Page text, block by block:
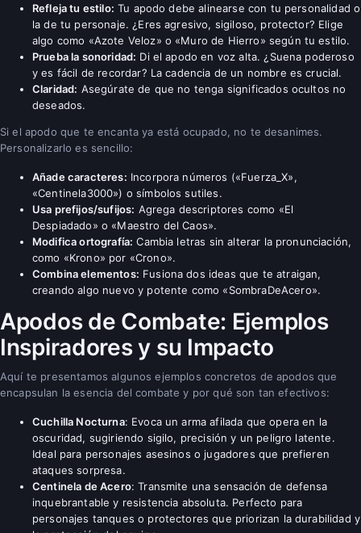
Refleja tu estilo: Tu apodo debe alinearse con tu personalidad o
la de tu personaje. ¿Eres agresivo, sigiloso, protector? Elige
algo como «Azote Veloz» o «Muro de Hierro» según tu estilo.
Prueba la sonoridad: Di el apodo en voz alta. ¿Suena poderoso
y es fácil de recordar? La cadencia de un nombre es crucial.
Claridad: Asegúrate de que no tenga significados ocultos no
deseados.
Si el apodo que te encanta ya está ocupado, no te desanimes.
Personalizarlo es sencillo:
Añade caracteres: Incorpora números («Fuerza_X»,
«Centinela3000») o símbolos sutiles.
Usa prefijos/sufijos: Agrega descriptores como «El
Despiadado» o «Maestro del Caos».
Modifica ortografía: Cambia letras sin alterar la pronunciación,
como «Krono» por «Crono».
Combina elementos: Fusiona dos ideas que te atraigan,
creando algo nuevo y potente como «SombraDeAcero».
Apodos de Combate: Ejemplos
Inspiradores y su Impacto
Aquí te presentamos algunos ejemplos concretos de apodos que
encapsulan la esencia del combate y por qué son tan efectivos:
Cuchilla Nocturna: Evoca un arma afilada que opera en la
oscuridad, sugiriendo sigilo, precisión y un peligro latente.
Ideal para personajes asesinos o jugadores que prefieren
ataques sorpresa.
Centinela de Acero: Transmite una sensación de defensa
inquebrantable y resistencia absoluta. Perfecto para
personajes tanques o protectores que priorizan la durabilidad y